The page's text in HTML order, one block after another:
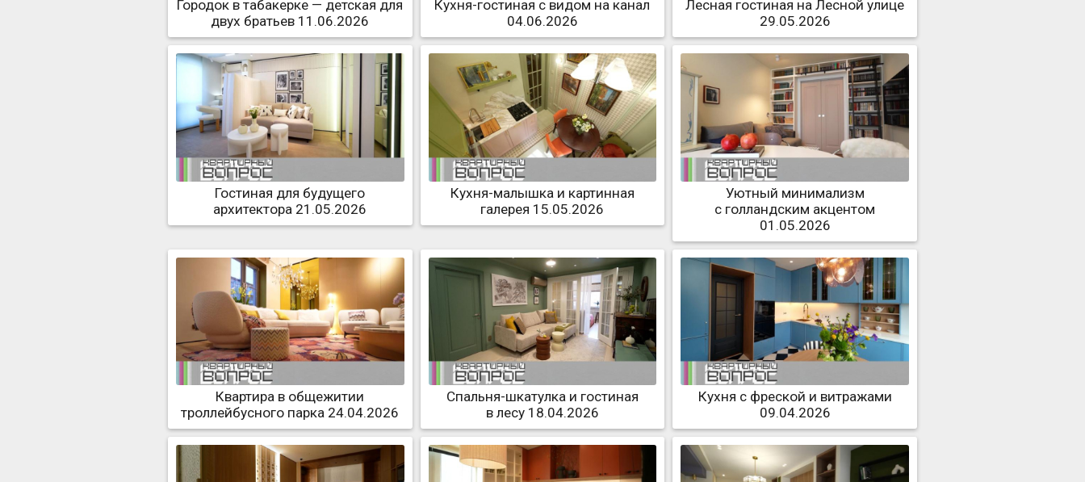
Городок в табакерке — детская для
двух братьев 11.06.2026
Кухня-гостиная с видом на канал
04.06.2026
Лесная гостиная на Лесной улице
29.05.2026
Гостиная для будущего
архитектора 21.05.2026
Кухня-малышка и картинная
галерея 15.05.2026
Уютный минимализм
с голландским акцентом
01.05.2026
Квартира в общежитии
троллейбусного парка 24.04.2026
Спальня-шкатулка и гостиная
в лесу 18.04.2026
Кухня с фреской и витражами
09.04.2026